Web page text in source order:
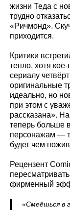
жизни Теда с
трудно
«Ричмонд».
приходится.
Критики
тепло, хотя
сериалу
оригинальные
идеально, но
при этом с
рассказана».
теперь больше
персонажам —
будет чем
Рецензент
фирменный
«Смеёшься в